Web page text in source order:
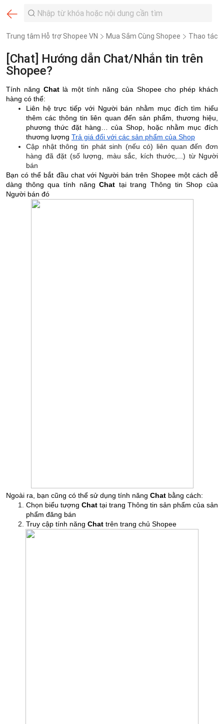
Trung tâm Hỗ trợ Shopee VN Mua Sắm Cùng Shopee Thao tác
[Chat] Hướng dẫn Chat/Nhắn tin trên
Shopee?
Tính năng Chatlà một tính năng của Shopee cho phép khách
hàng có thể:
Liên hệ trực tiếp với Người bán nhằm mục đích tìm hiểu
thêm các thông tin liên quan đến sản phẩm, thương hiệu,
phương thức đặt hàng… của Shop, hoặc nhằm mục đích
thương lượng Trả giá đối với các sản phẩm của Shop
Cập nhật thông tin phát sinh (nếu có) liên quan đến đơn
hàng đã đặt (số lượng, màu sắc, kích thước,...) từ Người
bán
Bạn có thể bắt đầu chat với Người bán trên Shopee một cách dễ
dàng thông qua tính năngChat tại trang Thông tin Shop của
Người bán đó
Ngoài ra, bạn cũng có thể sử dụng tính năng Chat bằng cách:
Chọn biểu tượng Chat tại trang Thông tin sản phẩm của sản
phẩm đăng bán
Truy cập tính năng Chat trên trang chủ Shopee